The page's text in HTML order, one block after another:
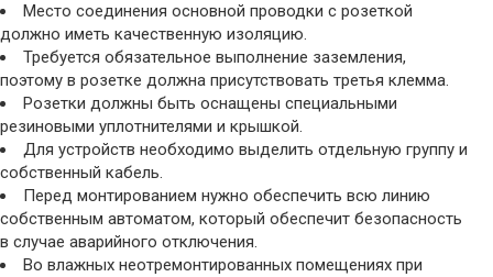
Место соединения основной проводки с розеткой
должно иметь качественную изоляцию.
Требуется обязательное выполнение заземления,
поэтому в розетке должна присутствовать третья клемма.
Розетки должны быть оснащены специальными
резиновыми уплотнителями и крышкой.
Для устройств необходимо выделить отдельную группу и
собственный кабель.
Перед монтированием нужно обеспечить всю линию
собственным автоматом, который обеспечит безопасность
в случае аварийного отключения.
Во влажных неотремонтированных помещениях при